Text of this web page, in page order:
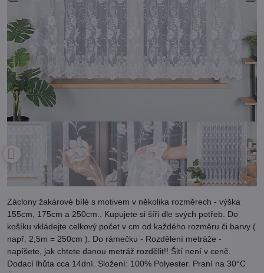
Záclony žakárové bílé s motivem v několika rozměrech - výška
155cm, 175cm a 250cm.. Kupujete si šíři dle svých potřeb. Do
košíku vkládejte celkový počet v cm od každého rozměru či barvy (
např. 2,5m = 250cm ). Do rámečku - Rozdělení metráže -
napíšete, jak chtete danou metráž rozdělit!! Šití není v ceně.
Dodací lhůta cca 14dní. Složení: 100% Polyester. Praní na 30°C